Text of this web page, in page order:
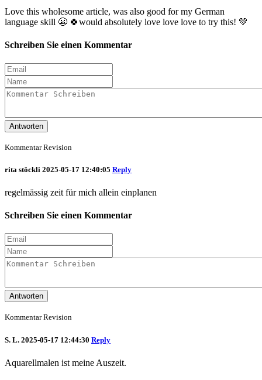
Love this wholesome article, was also good for my German
language skill 😬 🍀would absolutely love love love to try this! 💚
Schreiben Sie einen Kommentar
Antworten
Kommentar Revision
rita stöckli 2025-05-17 12:40:05 Reply
regelmässig zeit für mich allein einplanen
Schreiben Sie einen Kommentar
Antworten
Kommentar Revision
S. L. 2025-05-17 12:44:30 Reply
Aquarellmalen ist meine Auszeit.